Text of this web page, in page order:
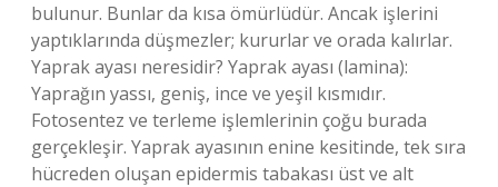
bulunur. Bunlar da kısa ömürlüdür. Ancak işlerini
yaptıklarında düşmezler; kururlar ve orada kalırlar.
Yaprak ayası neresidir? Yaprak ayası (lamina):
Yaprağın yassı, geniş, ince ve yeşil kısmıdır.
Fotosentez ve terleme işlemlerinin çoğu burada
gerçekleşir. Yaprak ayasının enine kesitinde, tek sıra
hücreden oluşan epidermis tabakası üst ve alt